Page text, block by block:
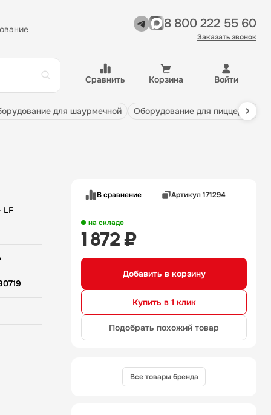
8 800 222 55 60
Заказать звонок
Сравнить Корзина Войти
для шаурмечной оборудование для пиццерии
LF
В сравнение Артикул 171294
на складе
1 872 ₽
Добавить в корзину
Купить в 1 клик
Подобрать похожий товар
Все товары бренда